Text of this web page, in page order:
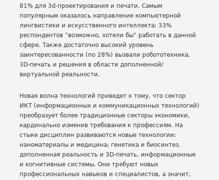
81% для 3d-проектирования и печати. Самым
популярным оказалось направление компьютерной
лингвистики и искусственного интеллекта: 33%
респондентов "возможно, хотели бы" работать в данной
сфере. Также достаточно высокий уровень
заинтересованности (по 28%) вызвали робототехника,
3D-печать и решения в области дополненной/
виртуальной реальности.
Новая волна технологий приведет к тому, что сектор
ИКТ (информационных и коммуникационных технологий)
преобразует более традиционные секторы экономики,
кардинально изменив требования к профессиям. На
стыке дисциплин развиваются новые технологии:
наноматериалы и медицина; генетика и биосинтез,
дополненная реальность и 3D-печать, информационные
и когнитивные системы. Они требуют новых
профессиональных навыков и специалистов, а значит,